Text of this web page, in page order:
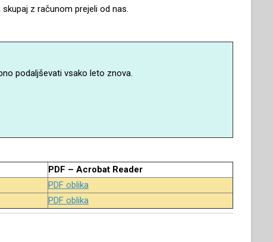
z računom prejeli od nas.
podaljševati vsako leto znova.
PDF – Acrobat Reader
PDF oblika
PDF oblika